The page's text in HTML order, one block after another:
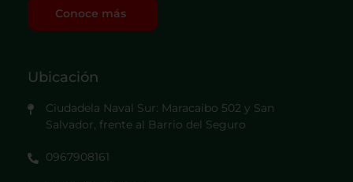
Conoce más
Ubicación
Ciudadela Naval Sur: Maracaibo 502 y San
Salvador, frente al Barrio del Seguro
0967908161